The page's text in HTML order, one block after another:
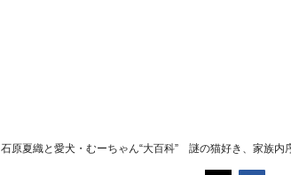
石原夏織と愛犬・むーちゃん“大百科” 謎の猫好き、家族内